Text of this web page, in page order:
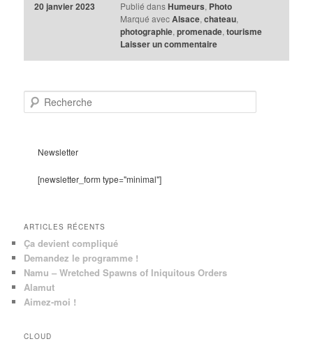
20 janvier 2023 Publié dans Humeurs, Photo
Marqué avec Alsace, chateau,
photographie, promenade, tourisme
Laisser un commentaire
e
Newsletter
[newsletter_form type="minimal"]
ARTICLES RÉCENTS
Ça devient compliqué
Demandez le programme !
Namu – Wretched Spawns of Iniquitous Orders
Alamut
Aimez-moi !
CLOUD